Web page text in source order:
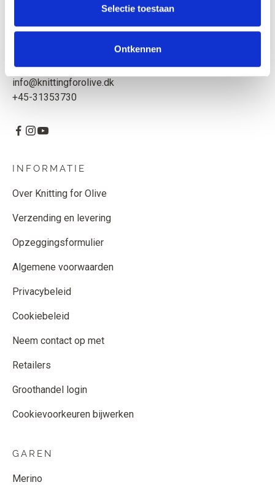
Selectie toestaan
Ontkennen
Knitting for Olive ApS
Godthåbsvej 55, 2000 Frederiksberg, Denemarken
info@knittingforolive.dk
+45-31353730
INFORMATIE
Over Knitting for Olive
Verzending en levering
Opzeggingsformulier
Algemene voorwaarden
Privacybeleid
Cookiebeleid
Neem contact op met
Retailers
Groothandel login
Cookievoorkeuren bijwerken
GAREN
Merino